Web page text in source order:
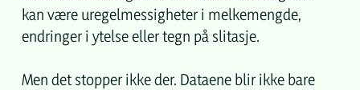
kan være uregelmessigheter i melkemengde,
endringer i ytelse eller tegn på slitasje.
Men det stopper ikke der. Dataene blir ikke bare